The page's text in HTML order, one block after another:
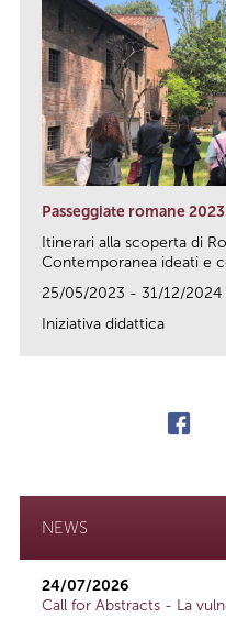
Passeggiate romane
Itinerari alla scoperta di
Contemporanea ideati e
25/05/2023 - 31/12/2024
Iniziativa didattica
NEWS
24/07/2026
Call for Abstracts - La